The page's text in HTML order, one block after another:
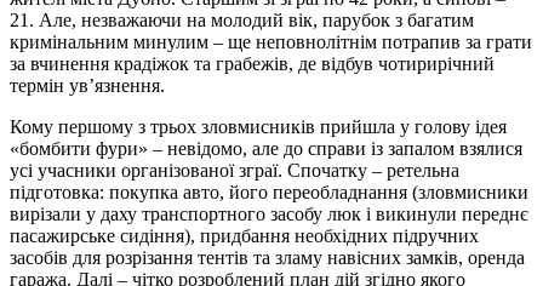
21. Але, незважаючи на молодий вік, парубок з багатим
кримінальним минулим – ще неповнолітнім потрапив за грати
за вчинення крадіжок та грабежів, де відбув чотирирічний
термін ув’язнення.
Кому першому з трьох зловмисників прийшла у голову ідея
«бомбити фури» – невідомо, але до справи із запалом взялися
усі учасники організованої зграї. Спочатку – ретельна
підготовка: покупка авто, його переобладнання (зловмисники
вирізали у даху транспортного засобу люк і викинули переднє
пасажирське сидіння), придбання необхідних підручних
засобів для розрізання тентів та зламу навісних замків, оренда
гаража. Далі – чітко розроблений план дій згідно якого